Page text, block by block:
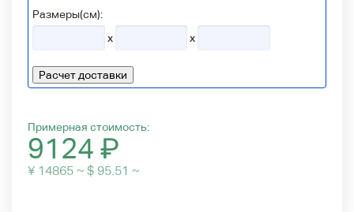
Размеры(см):
x
x
Расчет доставки
Примерная стоимость:
9124 ₽
¥ 14865 ~ $ 95.51 ~